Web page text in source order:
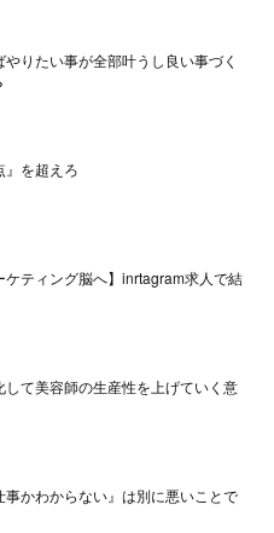
やりたい事が全部叶うし良い事づく
』を超えろ
ケティング脳へ】inrtagram求人で結
して美容師の生産性を上げていく意
事かわからない』は別に悪いことで